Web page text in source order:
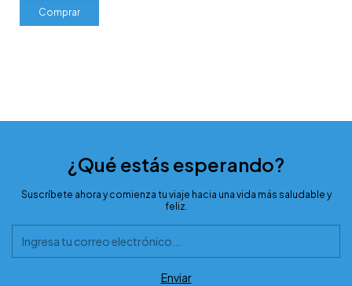
Comprar
¿Qué estás esperando?
Suscríbete ahora y comienza tu viaje hacia una vida más saludable y
feliz.